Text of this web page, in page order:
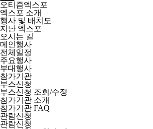
오티즘엑스포
엑스포 소개
행사 및 배치도
지난 엑스포
오시는 길
메인행사
전체일정
주요행사
부대행사
참가기관
부스신청
부스신청 조회/수정
참가기관 소개
참가기관 FAQ
관람신청
관람신청